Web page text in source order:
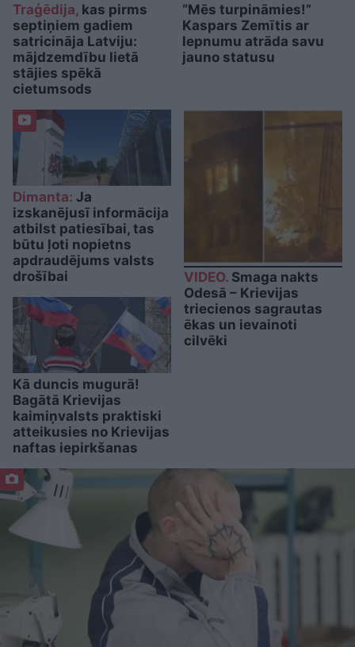
Traģēdija, kas pirms
septiņiem gadiem
satricināja Latviju:
mājdzemdību lietā
stājies spēkā
cietumsods
“Mēs turpināmies!”
Kaspars Zemītis ar
lepnumu atrāda savu
jauno statusu
Dimanta: Ja
izskanējusī informācija
atbilst patiesībai, tas
būtu ļoti nopietns
apdraudējums valsts
drošībai
Kā duncis mugurā!
Bagātā Krievijas
kaimiņvalsts praktiski
atteikusies no Krievijas
naftas iepirkšanas
VIDEO. Smaga nakts
Odesā – Krievijas
triecienos sagrautas
ēkas un ievainoti
cilvēki